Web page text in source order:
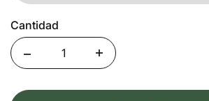
Cantidad
Quantity